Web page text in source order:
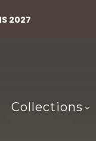
Collections
2027